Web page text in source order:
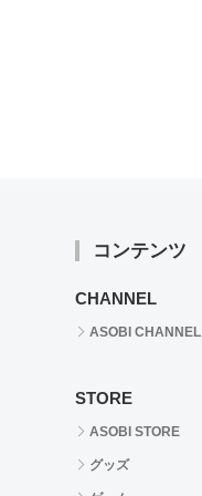
コンテンツ
CHANNEL
ASOBI CHANNEL
STORE
ASOBI STORE
グッズ